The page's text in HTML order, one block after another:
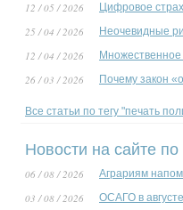
12 / 05 / 2026 Цифровое
25 / 04 / 2026 Неочевидные
12 / 04 / 2026 Множественное
26 / 03 / 2026 Почему закон
Все статьи по тегу "печать
Новости на сайте
06 / 08 / 2026 Аграриям
03 / 08 / 2026 ОСАГО в